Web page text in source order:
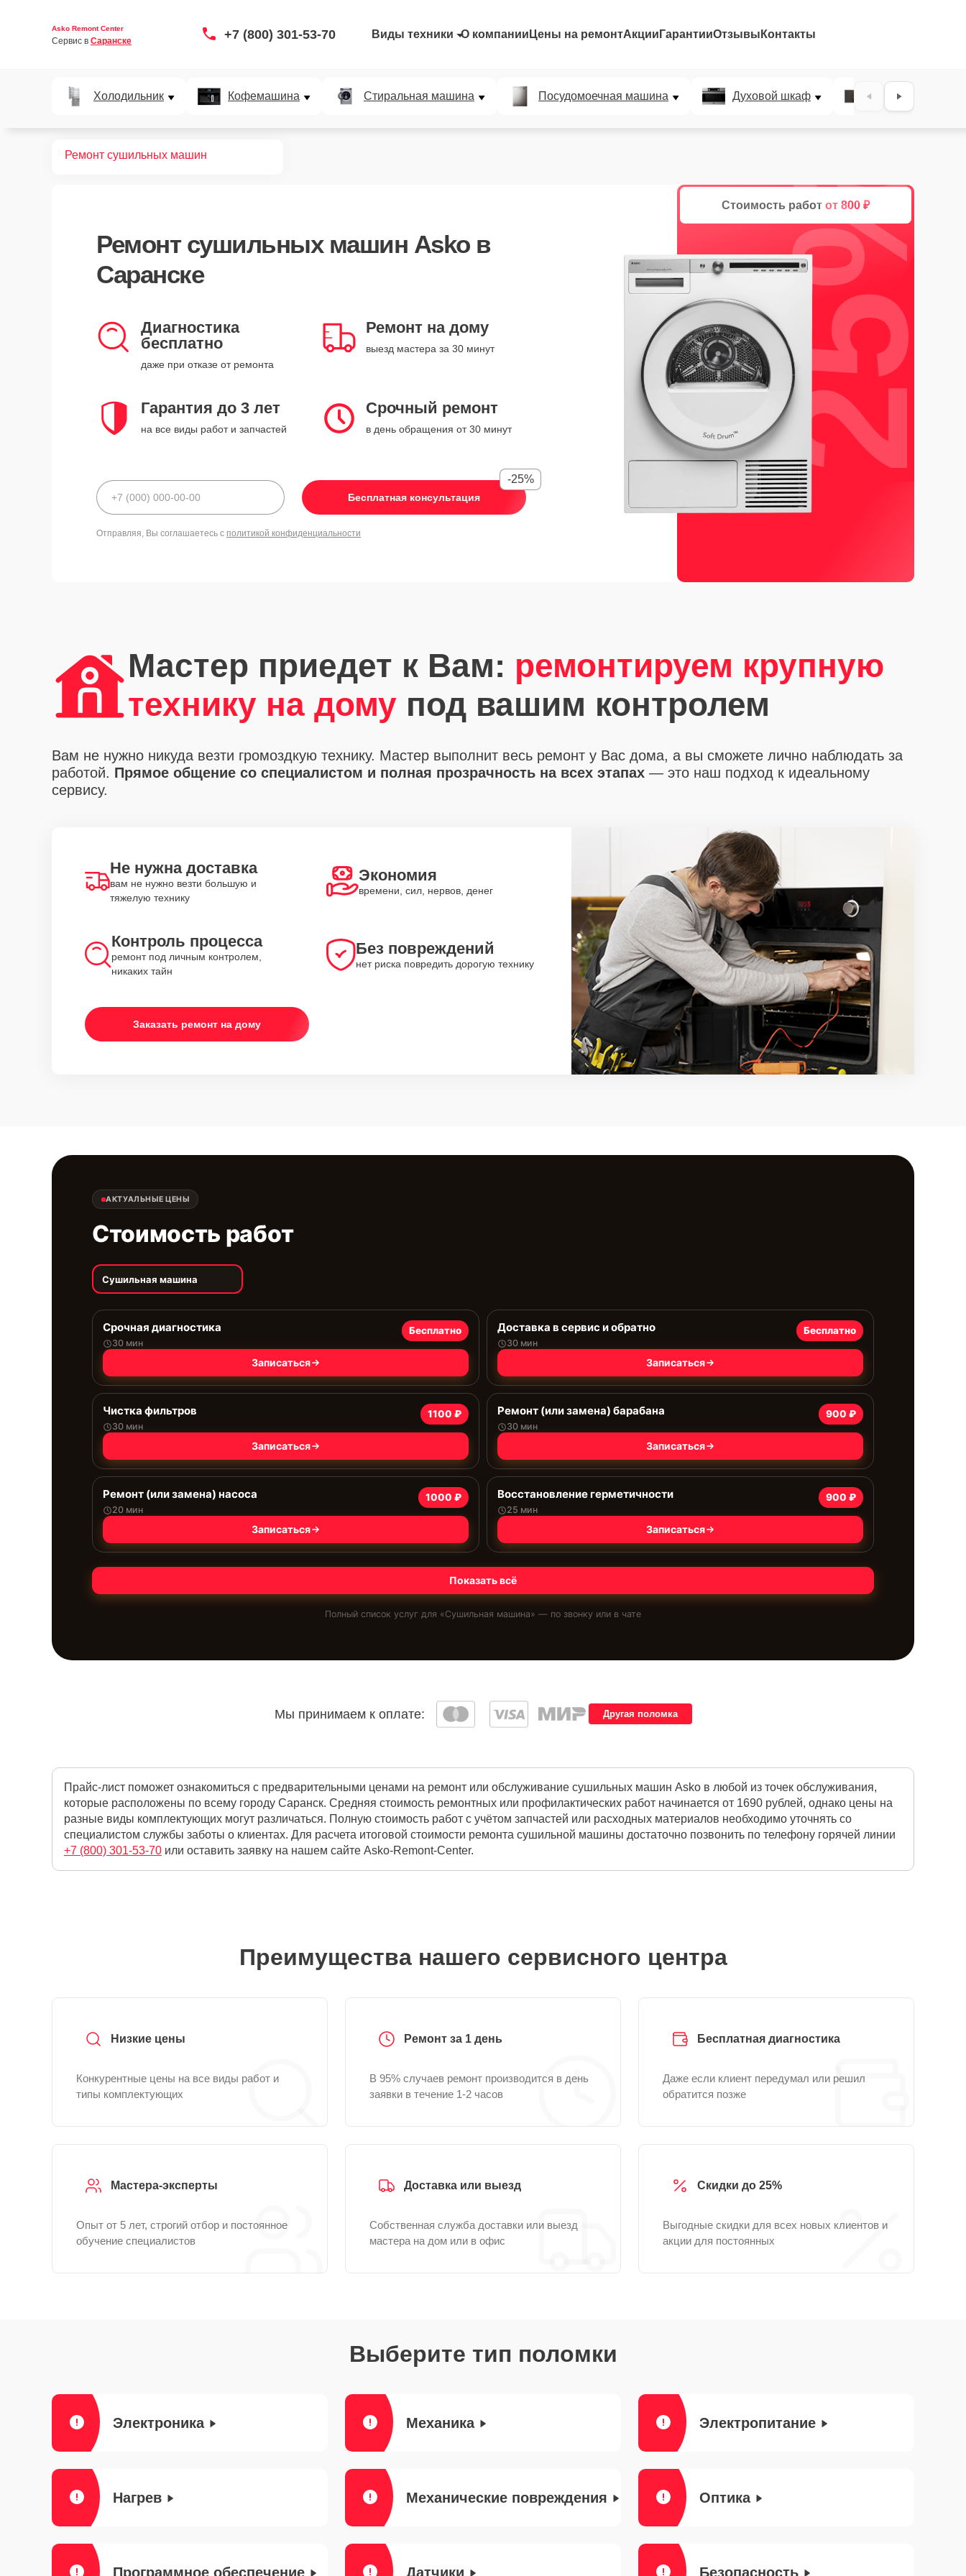
Asko Remont Center
Сервис в Саранске +7 (800) 301-53-70 Виды техники О компании Цены на ремонтАкции ГарантииОтзывы Контакты
Холодильник Кофемашина Стиральная машина Посудомоечная машина Духовой шкаф Варочная
Ремонт сушильных машин
Ремонт сушильных машин Askoв
Саранске
Диагностика
бесплатно
даже при отказе от ремонта
Ремонт на дому
выезд мастера за 30 минут
Гарантия до 3 лет
на все виды работ и запчастей
Срочный ремонт
в день обращения от 30 минут
Бесплатная консультация
-25%
Отправляя, Вы соглашаетесь с политикой конфиденциальности
Стоимость работ от 800 ₽
25%
Мастер приедет к Вам: ремонтируем крупную
технику на дому под вашим контролем
Вам не нужно никуда везти громоздкую технику. Мастер выполнит весь ремонт у Вас дома, а вы сможете лично наблюдать за
работой. Прямое общение со специалистом и полная прозрачность на всех этапах — это наш подход к идеальному
сервису.
Не нужна доставка
вам не нужно везти большую и
тяжелую технику
Экономия
времени, сил, нервов, денег
Контроль процесса
ремонт под личным контролем,
никаких тайн
Без повреждений
нет риска повредить дорогую технику
Заказать ремонт на дому
АКТУАЛЬНЫЕ ЦЕНЫ
Стоимость работ
Сушильная машина
Срочная диагностика
30 мин
Бесплатно
Записаться
Доставка в сервис и обратно
30 мин
Бесплатно
Записаться
Чистка фильтров
30 мин
1100 ₽
Записаться
Ремонт (или замена) барабана
30 мин
900 ₽
Записаться
Ремонт (или замена) насоса
20 мин
1000 ₽
Записаться
Восстановление герметичности
25 мин
900 ₽
Записаться
Показать всё
Полный список услуг для «Сушильная машина» — по звонку или в чате
Мы принимаем к оплате: Другая поломка
Прайс-лист поможет ознакомиться с предварительными ценами на ремонт или обслуживание сушильных машин Asko в любой из точек обслуживания,
которые расположены по всему городу Саранск. Средняя стоимость ремонтных или профилактических работ начинается от 1690 рублей, однако цены на
разные виды комплектующих могут различаться. Полную стоимость работ с учётом запчастей или расходных материалов необходимо уточнять со
специалистом службы заботы о клиентах. Для расчета итоговой стоимости ремонта сушильной машины достаточно позвонить по телефону горячей линии
+7 (800) 301-53-70 или оставить заявку на нашем сайте Asko-Remont-Center.
Преимущества нашего сервисного центра
Низкие цены
Конкурентные цены на все виды работ и
типы комплектующих
Ремонт за 1 день
В 95% случаев ремонт производится в день
заявки в течение 1-2 часов
Бесплатная диагностика
Даже если клиент передумал или решил
обратится позже
Мастера-эксперты
Опыт от 5 лет, строгий отбор и постоянное
обучение специалистов
Доставка или выезд
Собственная служба доставки или выезд
мастера на дом или в офис
Скидки до 25%
Выгодные скидки для всех новых клиентов и
акции для постоянных
Выберите тип поломки
Электроника Механика Электропитание
Нагрев Механические повреждения Оптика
Программное обеспечение Датчики Безопасность